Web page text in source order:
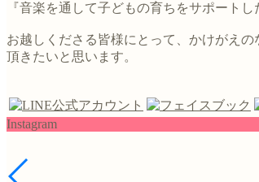
『音楽を通して子どもの育ちをサポート
お越しくださる皆様にとって、かけがえ
頂きたいと思います。
Instagram